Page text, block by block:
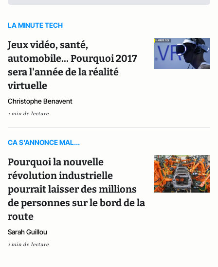
LA MINUTE TECH
Jeux vidéo, santé,
automobile… Pourquoi 2017
sera l'année de la réalité
virtuelle
Christophe Benavent
1 min de lecture
CA S'ANNONCE MAL...
Pourquoi la nouvelle
révolution industrielle
pourrait laisser des millions
de personnes sur le bord de la
route
Sarah Guillou
1 min de lecture